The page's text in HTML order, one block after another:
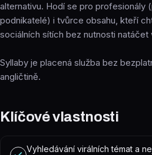
alternativu. Hodí se pro profesionály
podnikatelé) i tvůrce obsahu, kteří
sociálních sítích bez nutnosti natáčet
Syllaby je placená služba bez
angličtině.
Klíčové vlastnosti
Vyhledávání virálních témat a